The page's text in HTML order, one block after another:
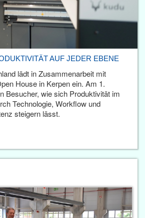
AUF JEDER EBENE
lädt in Zusammenarbeit mit
House in Kerpen ein. Am 1.
Besucher, wie sich Produktivität im
Technologie, Workflow und
steigern lässt.